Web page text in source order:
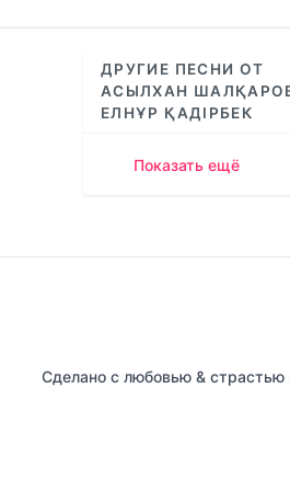
ДРУГИЕ ПЕСНИ ОТ
АСЫЛХАН
ЕЛНҰР ҚАДІРБЕК
Показать ещё
Сделано с любовью &